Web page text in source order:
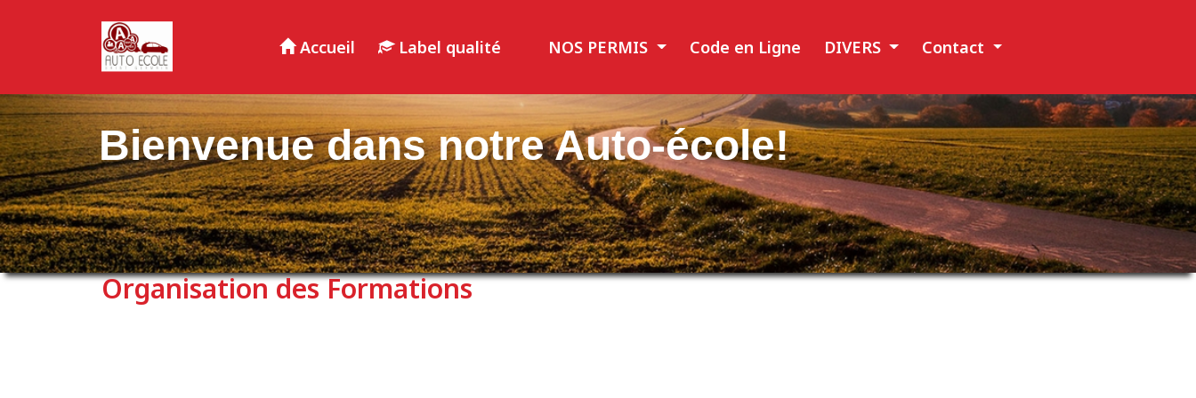
Accueil Label qualité NOS PERMIS Code en Ligne DIVERS Contact
Bienvenue dans notre Auto-école!
Organisation des Formations